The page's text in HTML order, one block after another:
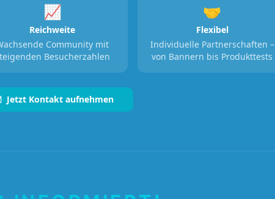
📈
Reichweite
Community mit
Besucherzahlen
🤝
Flexibel
Individuelle Partnerschaften –
von Bannern bis Produkttests
Jetzt Kontakt aufnehmen